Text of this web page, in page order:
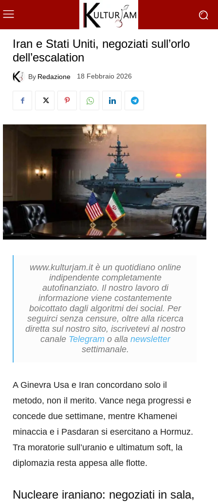
Iran e Stati Uniti, negoziati sull’orlo
dell’escalation
By Redazione 18 Febbraio 2026
www.kulturjam.it è un quotidiano online
indipendente completamente
autofinanziato. Il nostro lavoro di
informazione viene costantemente
boicottato dagli algoritmi dei social. Per
seguirci senza censure, oltre alla ricerca
diretta sul nostro sito, iscrivetevi al nostro
canale Telegram o alla newsletter
settimanale.
A Ginevra Usa e Iran concordano solo il
metodo, non il merito. Vance nega progressi e
concede due settimane, mentre Khamenei
minaccia e i Pasdaran si esercitano a Hormuz.
Tra moratorie sull’uranio e ultimatum soft, la
diplomazia resta appesa alle flotte.
Nucleare iraniano: negoziati in sala,